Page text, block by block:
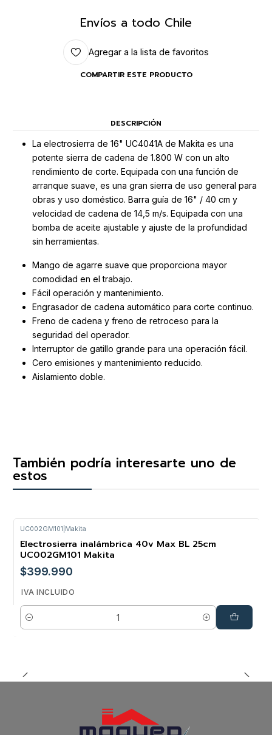
Envíos a todo Chile
Agregar a la lista de favoritos
COMPARTIR ESTE PRODUCTO
DESCRIPCIÓN
La electrosierra de 16" UC4041A de Makita es una
potente sierra de cadena de 1.800 W con un alto
rendimiento de corte. Equipada con una función de
arranque suave, es una gran sierra de uso general para
obras y uso doméstico. Barra guía de 16" / 40 cm y
velocidad de cadena de 14,5 m/s. Equipada con una
bomba de aceite ajustable y ajuste de la profundidad
sin herramientas.
Mango de agarre suave que proporciona mayor
comodidad en el trabajo.
Fácil operación y mantenimiento.
Engrasador de cadena automático para corte continuo.
Freno de cadena y freno de retroceso para la
seguridad del operador.
Interruptor de gatillo grande para una operación fácil.
Cero emisiones y mantenimiento reducido.
Aislamiento doble.
También podría interesarte uno de
estos
UC002GM101 Makita
Electrosierra inalámbrica 40v Max BL 25cm
UC002GM101 Makita
$399.990
IVA INCLUIDO
Cantidad